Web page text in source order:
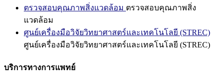
ตรวจสอบคุณภาพสิ่งแวดล้อม ตรวจสอบคุณภาพสิ่ง
แวดล้อม
ศูนย์เครื่องมือวิจัยวิทยาศาสตร์และเทคโนโลยี (STREC)
ศูนย์เครื่องมือวิจัยวิทยาศาสตร์และเทคโนโลยี (STREC)
บริการทางการแพทย์